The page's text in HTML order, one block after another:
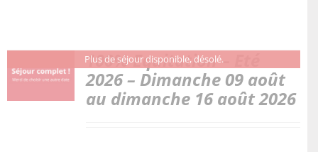
Plus de séjour disponible, désolé.
100% Equitation – Eté
2026 – Dimanche 09 août
au dimanche 16 août 2026